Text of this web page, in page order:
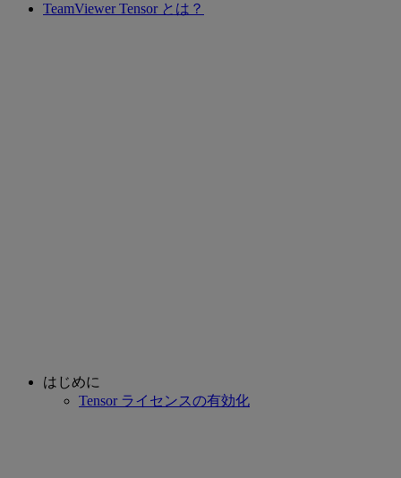
TeamViewer Tensor とは？
はじめに
Tensor ライセンスの有効化